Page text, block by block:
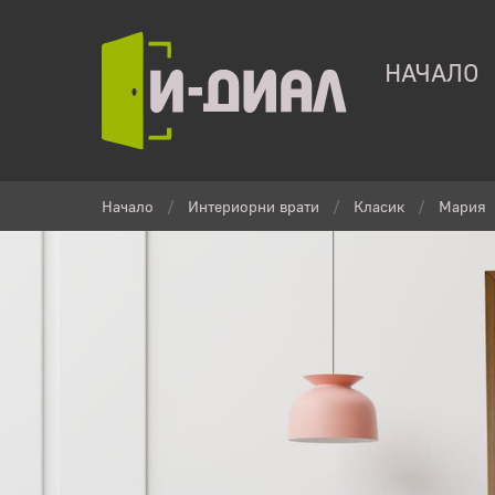
НАЧАЛО
Начало Интериорни врати Класик Мария